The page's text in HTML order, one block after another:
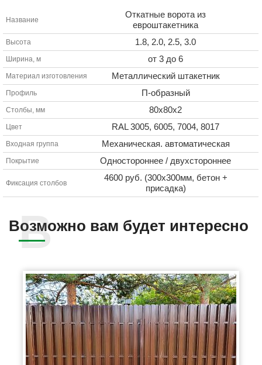
Название
Откатные ворота из
евроштакетника
Высота 1.8, 2.0, 2.5, 3.0
Ширина, м от 3 до 6
Материал изготовления Металлический штакетник
Профиль П-образный
Столбы, мм 80х80х2
Цвет RAL 3005, 6005, 7004, 8017
Входная группа Механическая. автоматическая
Покрытие Одностороннее / двухстороннее
Фиксация столбов
4600 руб. (300х300мм, бетон +
присадка)
Возможно вам будет интересно